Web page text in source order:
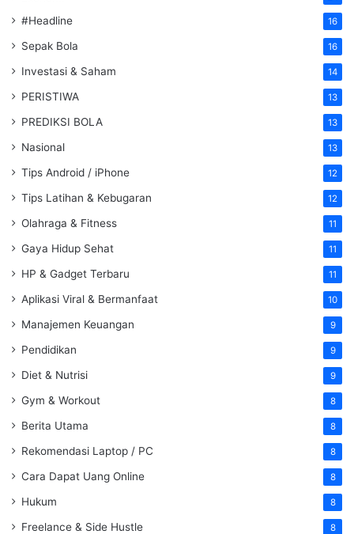
#Headline 16
Sepak Bola 16
Investasi & Saham 14
PERISTIWA 13
PREDIKSI BOLA 13
Nasional 13
Tips Android / iPhone 12
Tips Latihan & Kebugaran 12
Olahraga & Fitness 11
Gaya Hidup Sehat 11
HP & Gadget Terbaru 11
Aplikasi Viral & Bermanfaat 10
Manajemen Keuangan 9
Pendidikan 9
Diet & Nutrisi 9
Gym & Workout 8
Berita Utama 8
Rekomendasi Laptop / PC 8
Cara Dapat Uang Online 8
Hukum 8
Freelance & Side Hustle 8